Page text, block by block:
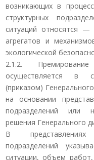
возникающих в
структурных
ситуаций относятся
агрегатов и
экологической
2.1.2.
осуществляется в
(приказом)
на основании
подразделений или
решения Генерального
В представлениях
подразделений
ситуации, объем